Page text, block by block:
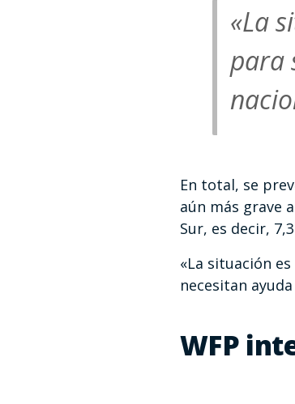
«La
para
En total, se
aún más grave
Sur, es decir,
«La situación
necesitan
WFP